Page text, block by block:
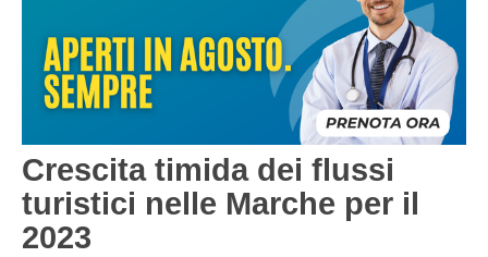
Crescita timida dei flussi
turistici nelle Marche per il
2023